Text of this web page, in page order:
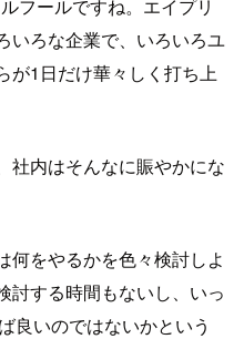
フールですね。エイプリ
いろな企業で、いろいろユ
が1日だけ華々しく打ち上
社内はそんなに賑やかにな
何をやるかを色々検討しよ
討する時間もないし、いっ
良いのではないかという